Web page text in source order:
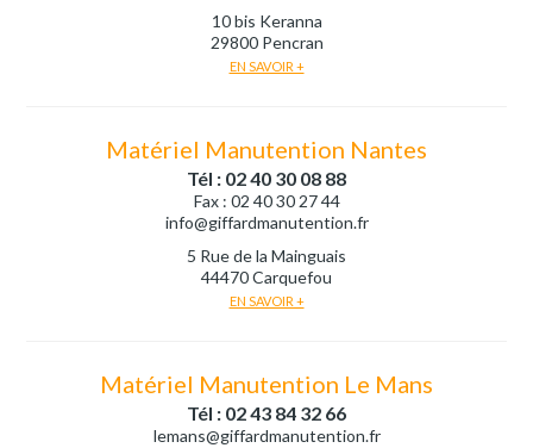
10 bis Keranna
29800 Pencran
EN SAVOIR +
Matériel Manutention Nantes
Tél : 02 40 30 08 88
Fax : 02 40 30 27 44
info@giffardmanutention.fr
5 Rue de la Mainguais
44470 Carquefou
EN SAVOIR +
Matériel Manutention Le Mans
Tél : 02 43 84 32 66
lemans@giffardmanutention.fr